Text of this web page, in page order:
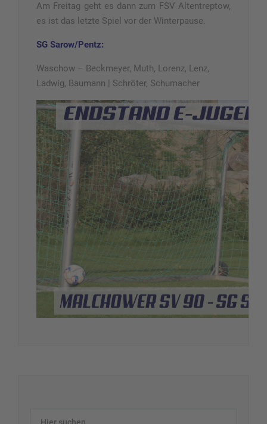
Am Freitag geht es dann zum FSV Altentreptow,
es ist das letzte Spiel vor der Winterpause.
SG Sarow/Pentz:
Waschow – Beckmeyer, Muth, Lorenz, Lenz,
Ladwig, Baumann | Schröter, Schumacher